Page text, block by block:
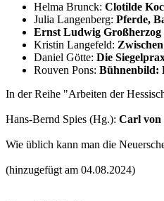
Helma Brunck: Clotilde
Julia Langenberg: Pferde,
Ernst Ludwig Großherzog
Kristin Langefeld:
Daniel Götte: Die
Rouven Pons: Bühnenbild:
In der Reihe "Arbeiten der
Hans-Bernd Spies (Hg.): Carl von
Wie üblich kann man die
(hinzugefügt am 04.08.2024)